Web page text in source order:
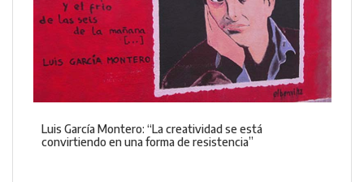
Luis García Montero: “La creatividad se está
convirtiendo en una forma de resistencia”